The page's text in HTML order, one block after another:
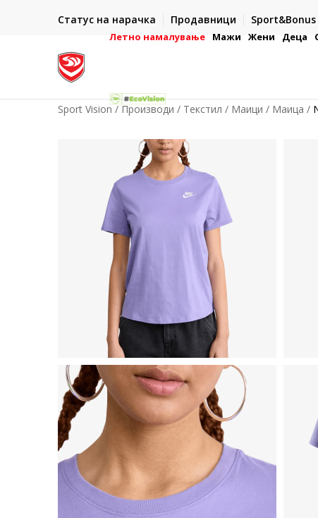
Статус на нарачка Продавници Sport&Bonus
- на сите нарачки во готово или со електронска
Летно намалување Мажи Жени Деца
Sport Vision Производи Текстил Маици Маица